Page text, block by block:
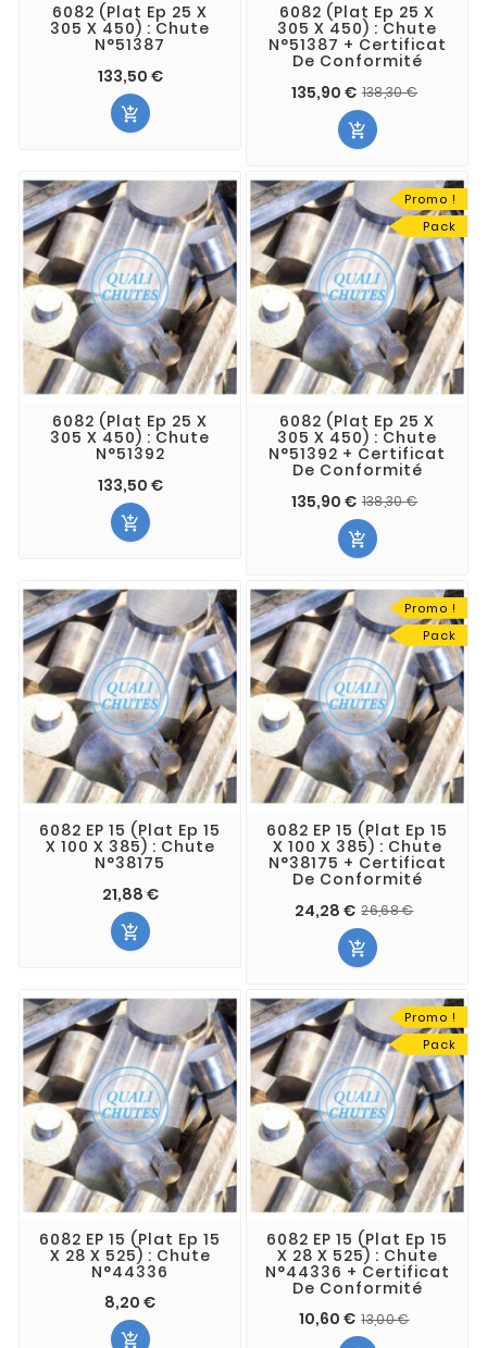
6082 (Plat Ep 25 X
305 X 450) : Chute
N°51387
133,50 €

6082 (Plat Ep 25 X
305 X 450) : Chute
N°51387 + Certificat
De Conformité
135,90 € 138,30 €

6082 (Plat Ep 25 X
305 X 450) : Chute
N°51392
133,50 €

Promo !
Pack
6082 (Plat Ep 25 X
305 X 450) : Chute
N°51392 + Certificat
De Conformité
135,90 € 138,30 €

6082 EP 15 (Plat Ep 15
X 100 X 385) : Chute
N°38175
21,88 €

Promo !
Pack
6082 EP 15 (Plat Ep 15
X 100 X 385) : Chute
N°38175 + Certificat
De Conformité
24,28 € 26,68 €

6082 EP 15 (Plat Ep 15
X 28 X 525) : Chute
N°44336
8,20 €

Promo !
Pack
6082 EP 15 (Plat Ep 15
X 28 X 525) : Chute
N°44336 + Certificat
De Conformité
10,60 € 13,00 €